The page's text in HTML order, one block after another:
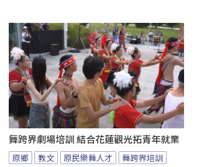
舞跨界劇場培訓 結合花蓮觀光拓青年就業
原鄉 教文 原民樂舞人才 舞跨界培訓